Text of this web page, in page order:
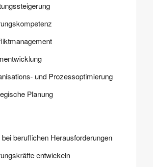
und Prozessoptimierung
Planung
bei beruflichen Herausforderungen
entwickeln